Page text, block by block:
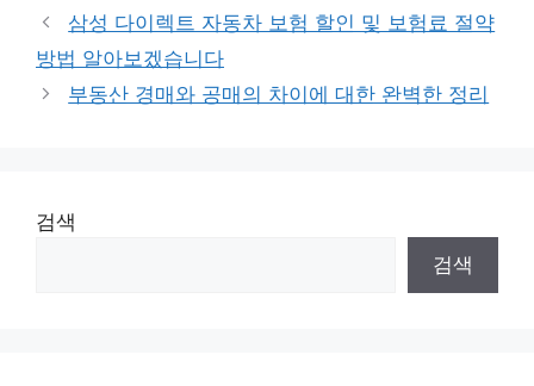
삼성 다이렉트 자동차 보험 할인 및 보험료 절약
방법 알아보겠습니다
부동산 경매와 공매의 차이에 대한 완벽한 정리
검색
검색